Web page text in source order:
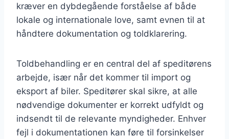
kræver en dybdegående forståelse af både
lokale og internationale love, samt evnen til at
håndtere dokumentation og toldklarering.
Toldbehandling er en central del af speditørens
arbejde, især når det kommer til import og
eksport af biler. Speditører skal sikre, at alle
nødvendige dokumenter er korrekt udfyldt og
indsendt til de relevante myndigheder. Enhver
fejl i dokumentationen kan føre til forsinkelser